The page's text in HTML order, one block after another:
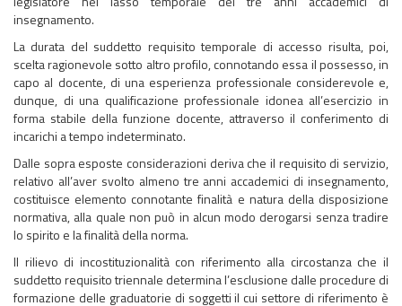
insegnamento.
La durata del suddetto requisito temporale di accesso risulta, poi,
scelta ragionevole sotto altro profilo, connotando essa il possesso, in
capo al docente, di una esperienza professionale considerevole e,
dunque, di una qualificazione professionale idonea all’esercizio in
forma stabile della funzione docente, attraverso il conferimento di
incarichi a tempo indeterminato.
Dalle sopra esposte considerazioni deriva che il requisito di servizio,
relativo all’aver svolto almeno tre anni accademici di insegnamento,
costituisce elemento connotante finalità e natura della disposizione
normativa, alla quale non può in alcun modo derogarsi senza tradire
lo spirito e la finalità della norma.
Il rilievo di incostituzionalità con riferimento alla circostanza che il
suddetto requisito triennale determina l’esclusione dalle procedure di
formazione delle graduatorie di soggetti il cui settore di riferimento è